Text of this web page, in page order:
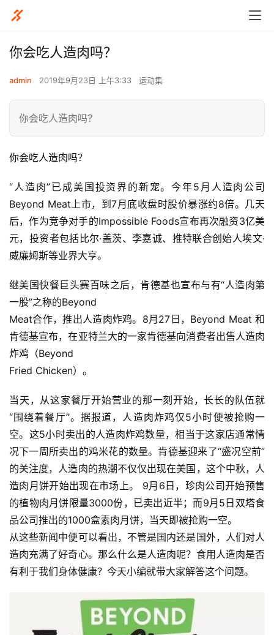
你会吃人造肉吗？
admin 2019年9月23日 上午3:33 运动集
你会吃人造肉吗？
你会吃人造肉吗？
“人造肉”已成美国投资界的新宠。今年5月人造肉公司
Beyond Meat上市，到7月底收盘时股价暴涨约8倍。几天
后，作为竞争对手的Impossible Foods宣布再次融资3亿美
元，投资者包括比尔·盖茨、李嘉诚、推特联合创始人埃文·
威廉姆斯等业界大亨。
继美国快餐巨头赛百味之后，肯德基也宣布与有“人造肉第
一股”之称的Beyond
Meat合作，推出人造肉炸鸡。8月27日，Beyond Meat 和
肯德基宣布，在亚特兰大的一家肯德基向消费者出售人造肉
炸鸡（Beyond
Fried Chicken）。
当天，从这家餐厅开始营业的那一刻开始，长长的队伍就
“围绕着餐厅”。据报道，人造肉炸鸡仅5小时便被抢购一
空。这5小时卖出的人造肉炸鸡数量，相当于这家店通常情
况下一周所卖出的鸡米花的数量。肯德基迎来了“盛况空前”
的关注度，人造肉的热潮不仅仅出现在美国，这个中秋，人
造肉月饼开始出现在市场上。 9月6日，珍肉公司开始预售
的植物肉月饼限量3000份，已卖出近半；而9月5日双塔食
品公司推出的1000盒素肉月饼，当天即被抢购一空。
从这些新闻中便可以看出，不管是国内还是国外，人们对人
造肉充满了好奇心。那么什么是人造肉呢？食用人造肉是否
有利于我们身体健康？今天小编就带大家解答这个问题。